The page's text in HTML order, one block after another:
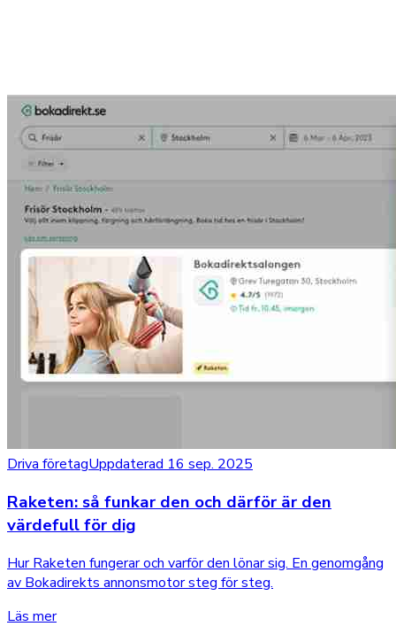
Driva företagUppdaterad 16 sep. 2025
Raketen: så funkar den och därför är den
värdefull för dig
Hur Raketen fungerar och varför den lönar sig. En genomgång
av Bokadirekts annonsmotor steg för steg.
Läs mer